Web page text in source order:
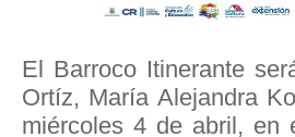
El Barroco Itinerante
Ortíz, María Alejandra
miércoles 4 de abril, en